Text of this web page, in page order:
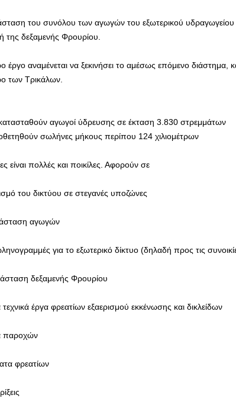
του συνόλου των αγωγών του εξωτερικού υδραγωγείου
της δεξαμενής Φρουρίου.
έργο αναμένεται να ξεκινήσει το αμέσως επόμενο
των Τρικάλων.
αγωγοί ύδρευσης σε έκταση 3.830 στρεμμάτων
σωλήνες μήκους περίπου 124 χιλιομέτρων
είναι πολλές και ποικίλες. Αφορούν σε
του δικτύου σε στεγανές υποζώνες
αγωγών
για το εξωτερικό δίκτυο (δηλαδή προς τις
δεξαμενής Φρουρίου
έργα φρεατίων εξαερισμού εκκένωσης και δικλείδων
παροχών
φρεατίων